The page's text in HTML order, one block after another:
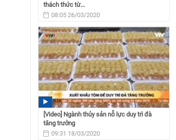
thách thức từ...
08:05 26/03/2020
[Video] Ngành thủy sản nỗ lực duy trì đà
tăng trưởng
09:31 18/03/2020